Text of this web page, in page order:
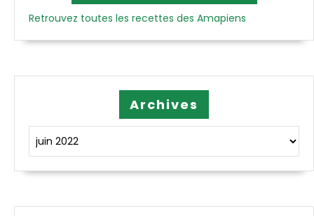
Retrouvez toutes les recettes des Amapiens
Archives